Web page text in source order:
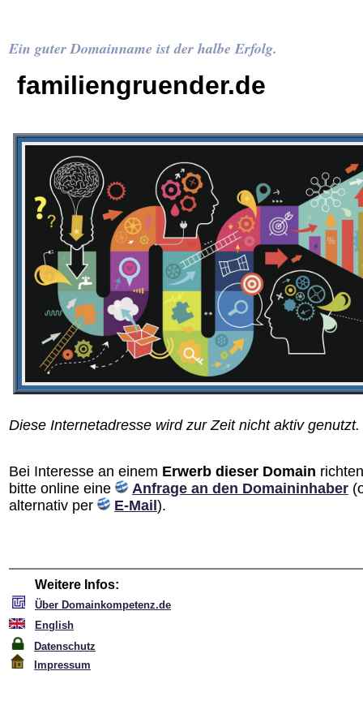
Ein guter Domainname ist der halbe Erfolg.
familiengruender.de
Diese Internetadresse wird zur Zeit nicht aktiv genutzt.
Bei Interesse an einem Erwerb dieser Domain
bitte online eine
Anfrage an den Domain­inhaber
alternativ per
E-Mail ).
Weitere Infos:
Über Domainkompetenz.de
English
Datenschutz
Impressum